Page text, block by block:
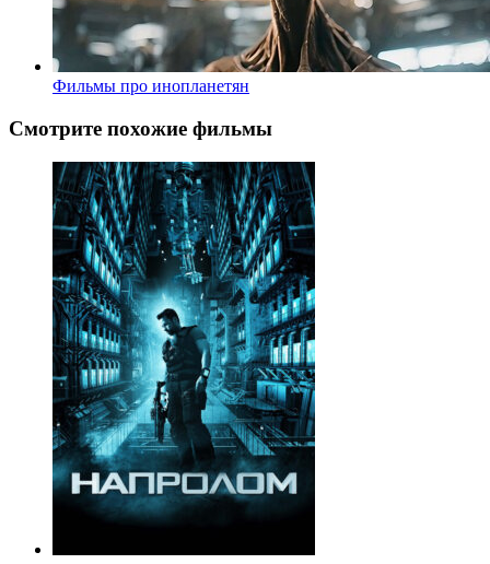
Фильмы про инопланетян
Смотрите похожие фильмы